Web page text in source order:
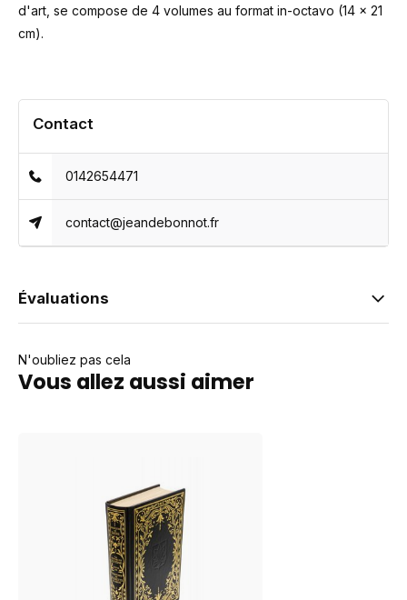
d'art, se compose de 4 volumes au format in-octavo (14 x 21
cm).
Contact
0142654471
contact@jeandebonnot.fr
Évaluations
N'oubliez pas cela
Vous allez aussi aimer